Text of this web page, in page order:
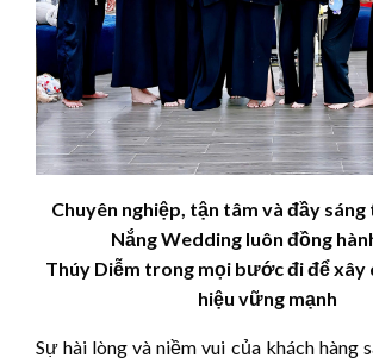
Chuyên nghiệp, tận tâm và đầy sáng
Nắng Wedding luôn đồng
Thúy Diễm trong mọi bước đi để
hiệu vững mạnh
Sự hài lòng và niềm vui của khách hàng